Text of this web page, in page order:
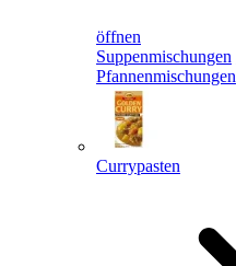
öffnen
Suppenmischungen
Pfannenmischungen
Currypasten